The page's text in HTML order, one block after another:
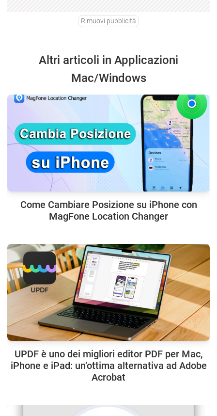
Rimuovi pubblicità
Altri articoli in Applicazioni
Mac/Windows
Come Cambiare Posizione su iPhone con
MagFone Location Changer
UPDF è uno dei migliori editor PDF per Mac,
iPhone e iPad: un’ottima alternativa ad Adobe
Acrobat